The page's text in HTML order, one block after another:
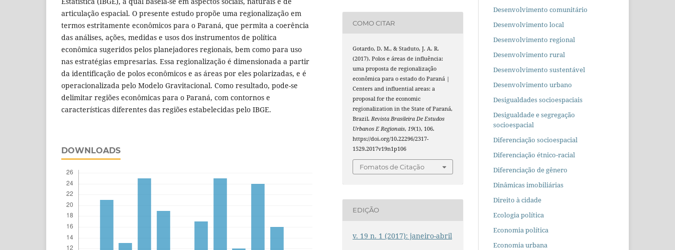
articulação espacial. O presente estudo propõe uma regionalização em
termos estritamente econômicos para o Paraná, que permita a coerência
das análises, ações, medidas e usos dos instrumentos de política
econômica sugeridos pelos planejadores regionais, bem como para uso
nas estratégias empresarias. Essa regionalização é dimensionada a partir
da identificação de polos econômicos e as áreas por eles polarizadas, e é
operacionalizada pelo Modelo Gravitacional. Como resultado, pode-se
delimitar regiões econômicas para o Paraná, com contornos e
características diferentes das regiões estabelecidas pelo IBGE.
DOWNLOADS
COMO CITAR
Gotardo, D. M., & Staduto, J. A. R.
(2017). Polos e áreas de influência:
uma proposta de regionalização
econômica para o estado do Paraná |
Centers and influential areas: a
proposal for the economic
regionalization in the State of Paraná,
Brazil.Revista Brasileira De Estudos
Urbanos E Regionais,19(1), 106.
https://doi.org/10.22296/2317-
1529.2017v19n1p106
Fomatos de Citação
EDIÇÃO
v. 19 n. 1 (2017): janeiro-abril
Desenvolvimento comunitário
Desenvolvimento local
Desenvolvimento regional
Desenvolvimento rural
Desenvolvimento sustentável
Desenvolvimento urbano
Desigualdades socioespaciais
Desigualdade e segregação
socioespacial
Diferenciação socioespacial
Diferenciação étnico-racial
Diferenciação de gênero
Dinâmicas imobiliárias
Direito à cidade
Ecologia política
Economia política
Economia urbana